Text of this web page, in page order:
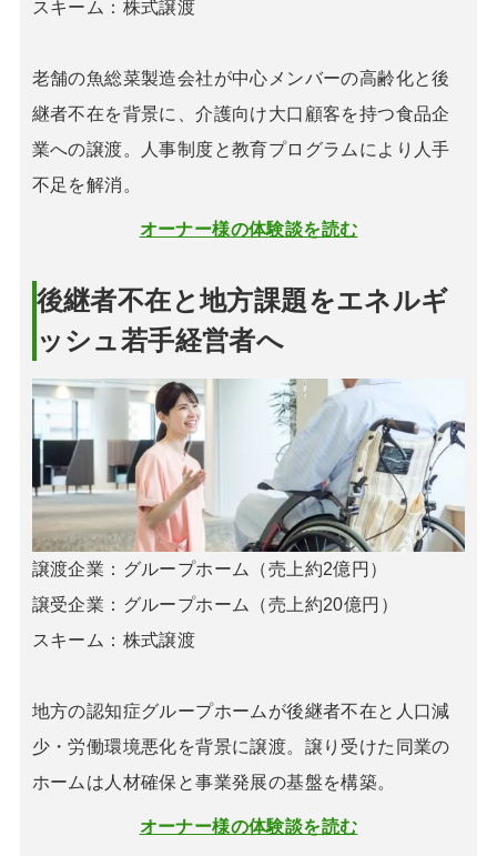
スキーム：株式譲渡
老舗の魚総菜製造会社が中心メンバーの高齢化と後
継者不在を背景に、介護向け大口顧客を持つ食品企
業への譲渡。人事制度と教育プログラムにより人手
不足を解消。
オーナー様の体験談を読む
後継者不在と地方課題をエネルギ
ッシュ若手経営者へ
譲渡企業：グループホーム（売上約2億円）
譲受企業：グループホーム（売上約20億円）
スキーム：株式譲渡
地方の認知症グループホームが後継者不在と人口減
少・労働環境悪化を背景に譲渡。譲り受けた同業の
ホームは人材確保と事業発展の基盤を構築。
オーナー様の体験談を読む